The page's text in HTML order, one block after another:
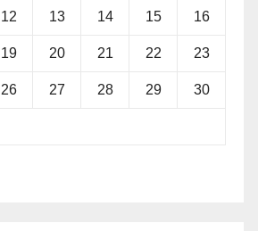
12 13 14 15 16
19 20 21 22 23
26 27 28 29 30